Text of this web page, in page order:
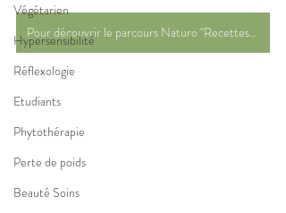
Végétarien
Hypersensibilité
Réflexologie
Etudiants
Phytothérapie
Perte de poids
Beauté Soins
Pour découvrir le parcours Naturo "Recettes chocolatées saines"